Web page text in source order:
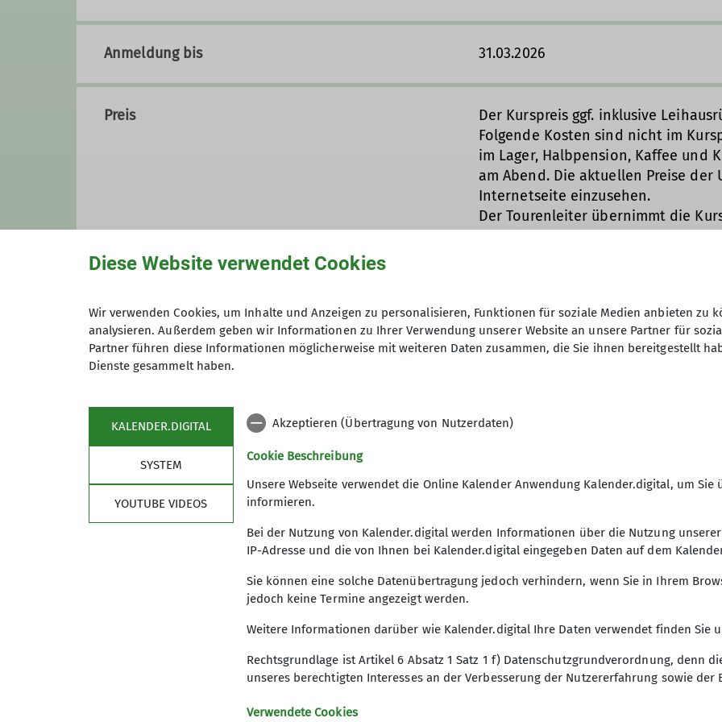
Anmeldung bis 31.03.2026
Preis
Der Kurspreis ggf. inklusive
Folgende Kosten sind nicht im
im Lager, Halbpension, Kaffee und
am Abend. Die aktuellen Preise
Internetseite einzusehen.
Der Tourenleiter übernimmt die
• Sparkasse Münsterland Ost, IBAN:
WELADED1MST • VR Bank
2518 00, BIC: GENODEM1LPS.
Maximale Teilnehmeranzahl
Diese Website verwendet Cookies
Wir verwenden Cookies, um Inhalte und Anzeigen zu personalisieren, Funktionen für soziale Medien anbieten zu
analysieren. Außerdem geben wir Informationen zu Ihrer Verwendung unserer Website an unsere Partner für
Partner führen diese Informationen möglicherweise mit weiteren Daten zusammen, die Sie ihnen bereitgestellt
Dienste gesammelt haben.
KALENDER.DIGITAL
SYSTEM
YOUTUBE VIDEOS
Akzeptieren (Übertragung von Nutzerdaten)
Cookie Beschreibung
Unsere Webseite verwendet die Online Kalender Anwendung Kalender.digital, um
informieren.
Bei der Nutzung von Kalender.digital werden Informationen über die Nutzung
IP-Adresse und die von Ihnen bei Kalender.digital eingegeben Daten auf dem
Sie können eine solche Datenübertragung jedoch verhindern, wenn Sie in Ihrem
jedoch keine Termine angezeigt werden.
Weitere Informationen darüber wie Kalender.digital Ihre Daten verwendet finden Sie
Rechtsgrundlage ist Artikel 6 Absatz 1 Satz 1 f) Datenschutzgrundverordnung, denn
unseres berechtigten Interesses an der Verbesserung der Nutzererfahrung sowie
Verwendete Cookies